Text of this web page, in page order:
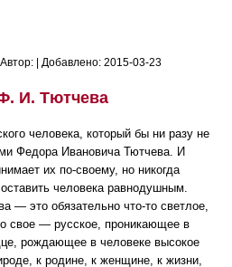
| Добавлено: 2015-03-23
И. Тютчева
человека, который бы ни разу не
Федора Ивановича Тютчева. И
их по-своему, но никогда
человека равнодушным.
— это обязательно что-то светлое,
свое — русское, проникающее в
рождающее в человеке высокое
к родине, к женщине, к жизни,